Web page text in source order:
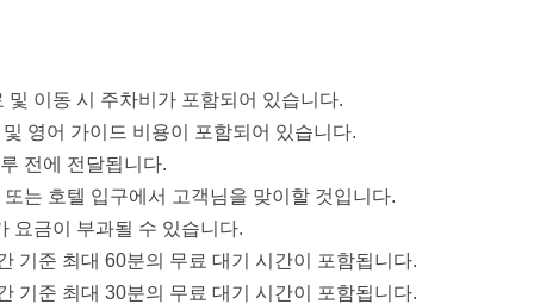
이동 시 주차비가 포함되어 있습니다.
영어 가이드 비용이 포함되어 있습니다.
전에 전달됩니다.
는 호텔 입구에서 고객님을 맞이할 것입니다.
요금이 부과될 수 있습니다.
기준 최대 60분의 무료 대기 시간이 포함됩니다.
기준 최대 30분의 무료 대기 시간이 포함됩니다.